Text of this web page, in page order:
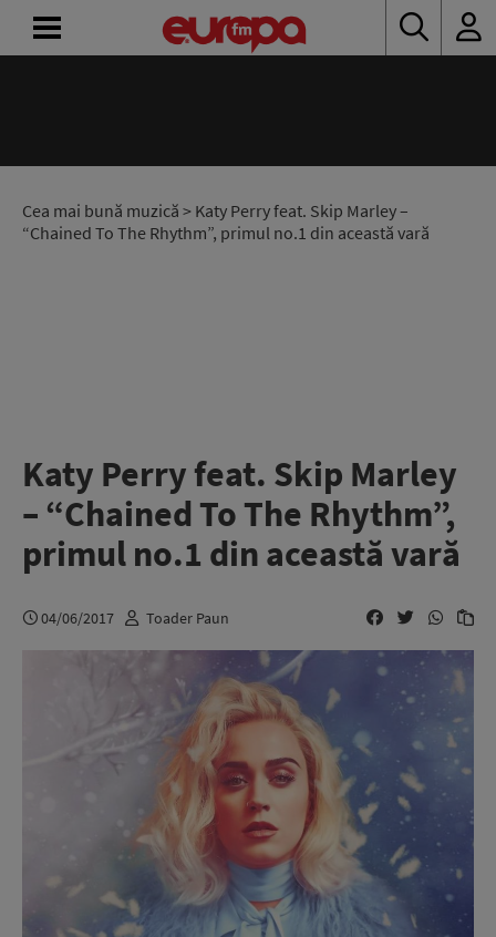
Cea mai bună muzică > Katy Perry feat. Skip Marley –
“Chained To The Rhythm”, primul no.1 din această vară
Katy Perry feat. Skip Marley
– “Chained To The Rhythm”,
primul no.1 din această vară
04/06/2017 Toader Paun
RADIO